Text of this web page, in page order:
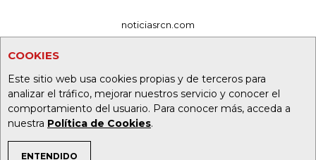
COOKIES
Este sitio web usa cookies propias y de terceros para
analizar el tráfico, mejorar nuestros servicio y conocer el
comportamiento del usuario. Para conocer más, acceda a
nuestra Política de Cookies.
ENTENDIDO
noticiasrcn.com
alerta.com.co
deportesrcn.com